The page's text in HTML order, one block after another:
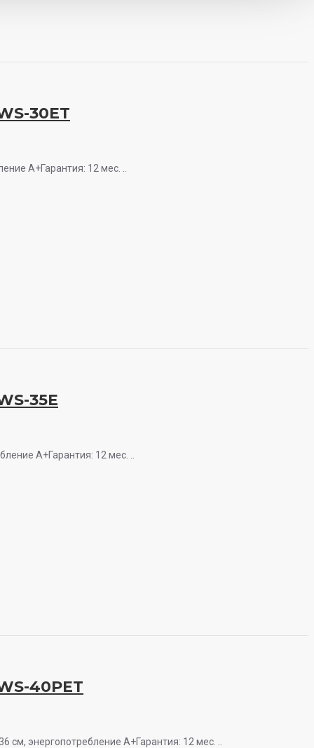
30ET
A+Гарантия: 12 мес. ..
35E
A+Гарантия: 12 мес. ..
40PET
энергопотребление A+Гарантия: 12 мес. ..